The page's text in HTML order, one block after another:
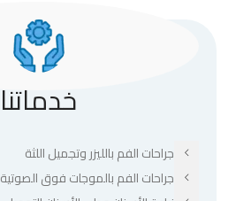
خدماتنا
جراحات الفم بالليزر وتجميل اللثة
جراحات الفم بالموجات فوق الصوتية